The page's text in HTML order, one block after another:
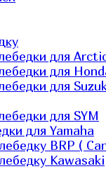
для
для
для
для SYM
для Yamaha
BRP (
Kawasaki